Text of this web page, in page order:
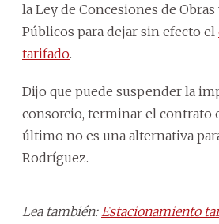
la Ley de Concesiones de
Públicos para dejar sin efecto el
tarifado.
Dijo que puede suspender la
consorcio, terminar el contrato
último no es una alternativa
Rodríguez.
Lea también: Estacionamiento